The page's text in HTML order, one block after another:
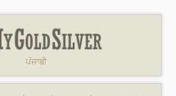
ਪੰਜਾਬੀ